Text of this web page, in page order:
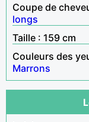
Coupe de
longs
Taille : 159 cm
Couleurs des
Marrons